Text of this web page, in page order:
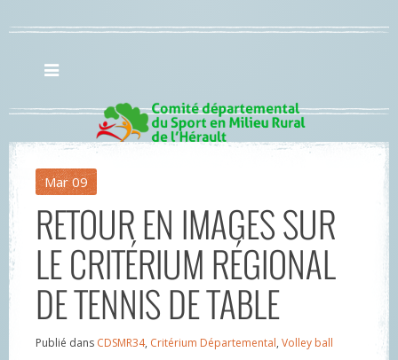
Mar 09
RETOUR EN IMAGES SUR
LE CRITÉRIUM RÉGIONAL
DE TENNIS DE TABLE
Publié dans CDSMR34, Critérium Départemental, Volley ball